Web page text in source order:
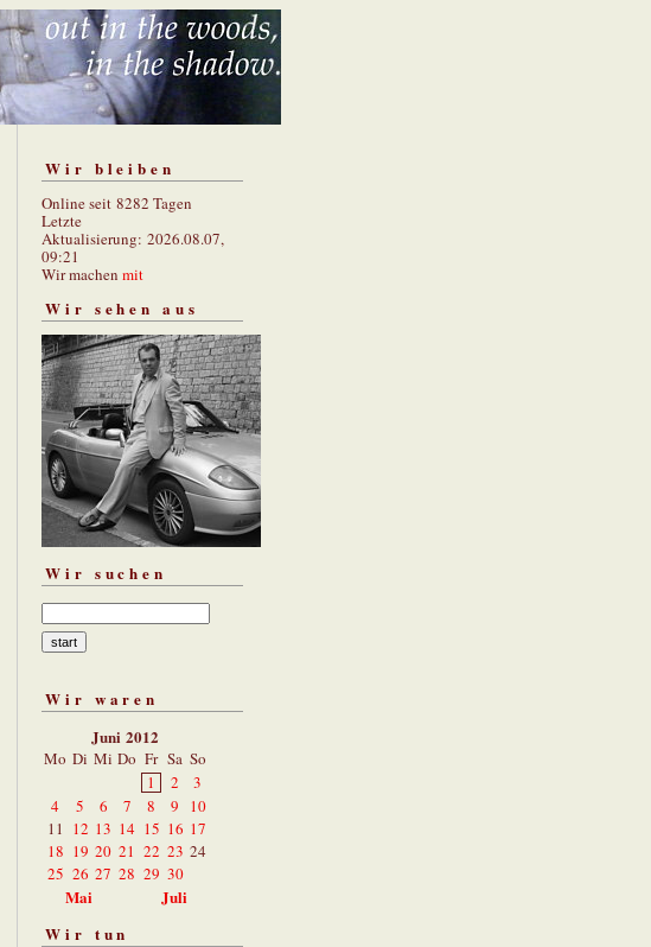
Wir bleiben
Online seit 8282 Tagen
Letzte
Aktualisierung: 2026.08.07,
09:21
Wir machen mit
Wir sehen aus
Wir suchen
Wir waren
Juni 2012
Mo Di Mi Do Fr Sa So
1
2
3
4
5 6 7 8 9
10
11 12 13 14 15 16 17
18 19 20 21 22 23 24
25 26 27 28 29 30
Mai
Juli
Wir tun